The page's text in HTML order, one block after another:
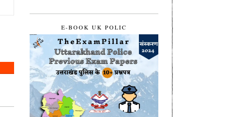
E-BOOK UK POLIC